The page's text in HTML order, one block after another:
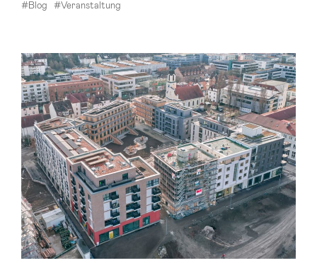
#Blog #Veranstaltung